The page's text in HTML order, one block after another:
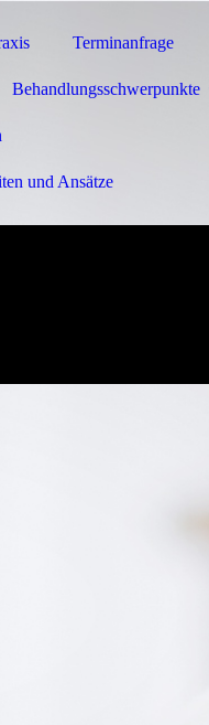
Terminanfrage
Behandlungsschwerpunkte
und Ansätze